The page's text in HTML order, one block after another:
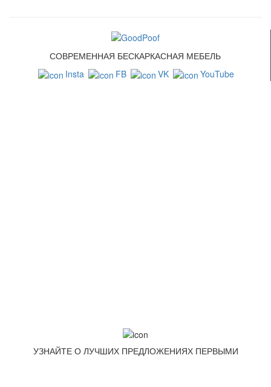
СОВРЕМЕННАЯ БЕСКАРКАСНАЯ МЕБЕЛЬ
Insta
FB VK YouTube
УЗНАЙТЕ О ЛУЧШИХ ПРЕДЛОЖЕНИЯХ ПЕРВЫМИ